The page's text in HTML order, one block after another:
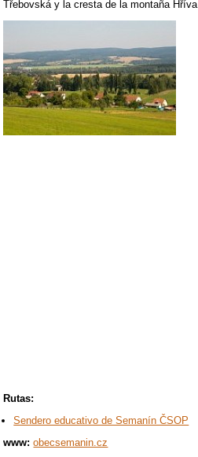
Třebovská y la cresta de la montaña Hříva.
Rutas:
Sendero educativo de Semanín ČSOP
www: obecsemanin.cz